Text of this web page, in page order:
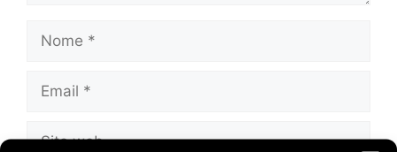
Nome
Email
Sito